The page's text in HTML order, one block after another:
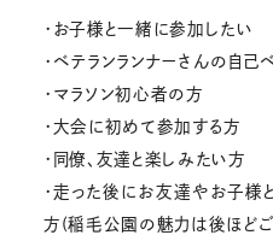
・お子様と一緒に参加したい
・ベテランランナーさんの自己
・マラソン初心者の方
・大会に初めて参加する方
・同僚、友達と楽しみたい方
・走った後にお友達やお子様
方(稲毛公園の魅力は後ほど